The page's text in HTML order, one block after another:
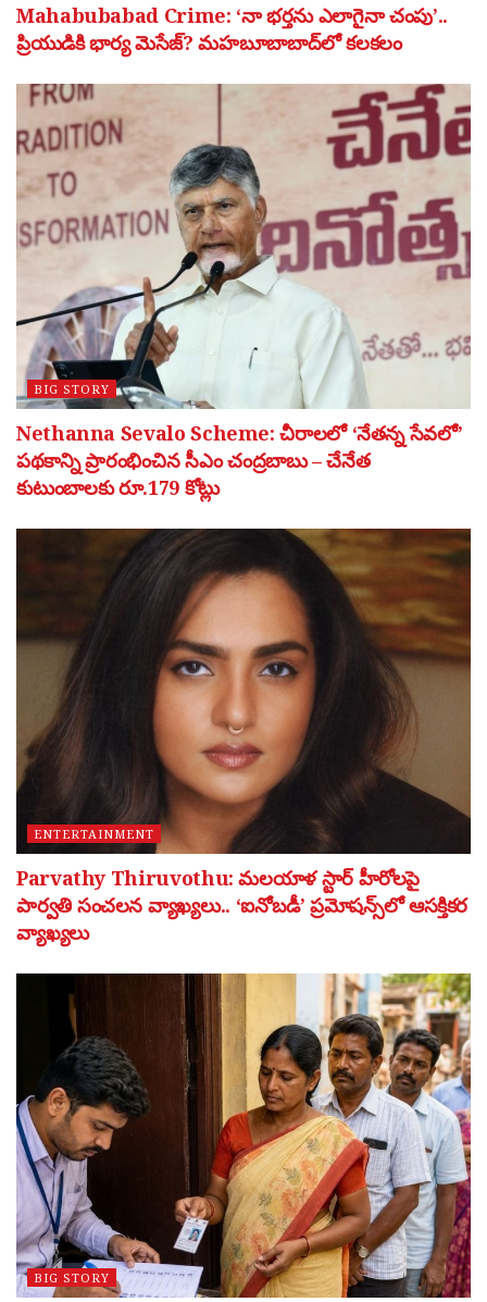
Mahabubabad Crime: ‘నా భర్తను ఎలాగైనా చంపు’..
ప్రియుడికి భార్య మెసేజ్? మహబూబాబాద్‌లో కలకలం
BIG STORY
Nethanna Sevalo Scheme: చీరాలలో ‘నేతన్న సేవలో’
పథకాన్ని ప్రారంభించిన సీఎం చంద్రబాబు – చేనేత
కుటుంబాలకు రూ.179 కోట్లు
ENTERTAINMENT
Parvathy Thiruvothu: మలయాళ స్టార్ హీరోలపై
పార్వతి సంచలన వ్యాఖ్యలు.. ‘ఐనోబడీ’ ప్రమోషన్స్‌లో ఆసక్తికర
వ్యాఖ్యలు
BIG STORY